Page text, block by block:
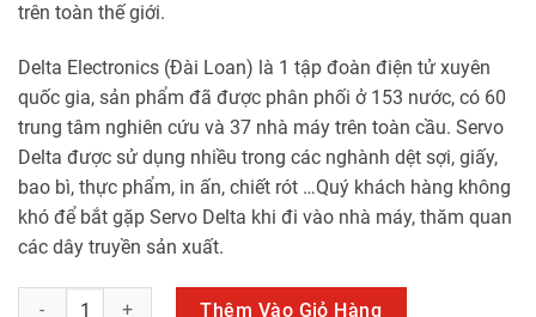
trên toàn thế giới.
Delta Electronics (Đài Loan) là 1 tập đoàn điện tử xuyên
quốc gia, sản phẩm đã được phân phối ở 153 nước, có 60
trung tâm nghiên cứu và 37 nhà máy trên toàn cầu. Servo
Delta được sử dụng nhiều trong các nghành dệt sợi, giấy,
bao bì, thực phẩm, in ấn, chiết rót …Quý khách hàng không
khó để bắt gặp Servo Delta khi đi vào nhà máy, thăm quan
các dây truyền sản xuất.
ECMA-G21306RS số lượngThêm Vào Giỏ Hàng